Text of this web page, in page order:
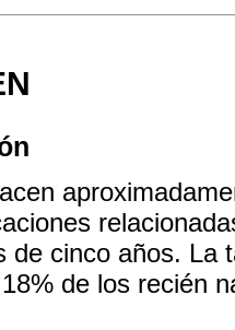
de cinco años. La
de los recién